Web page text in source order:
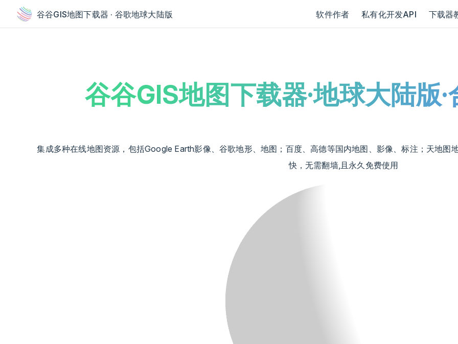
Skip to content
谷谷GIS地图下载器 · 谷歌地球大陆版 软件作者 私有化开发API 下载器
谷谷GIS地图下载器·地球大陆版
集成多种在线地图资源，包括Google Earth影像、谷歌地形、地图；百度、高德等国内地图、影像、标注；天地图
快，无需翻墙,且永久免费使用
has loaded